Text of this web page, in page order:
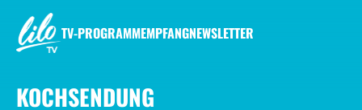
Inhalt
springen
TV-PROGRAMMEMPFANGNEWSLETTER
KOCHSENDUNG